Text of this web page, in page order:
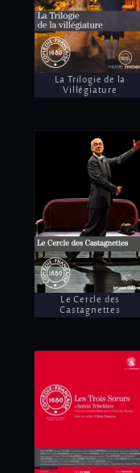
La Trilogie de la
Villégiature
Le Cercle des
Castagnettes